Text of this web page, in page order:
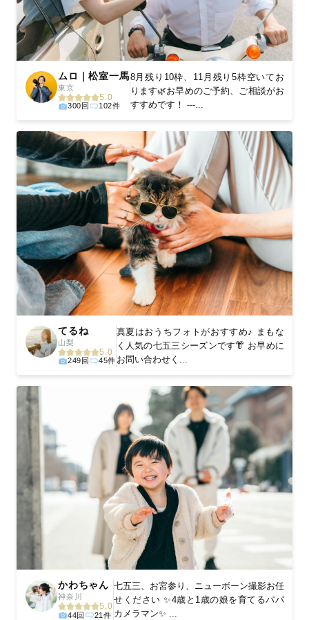
ムロ｜松室一馬
東京
5.0
300回 102件
8月残り10枠、11月残り5枠空いてお
ります🌿お早めのご予約、ご相談がお
すすめです！ ---...
てるね
山梨
5.0
249回 45件
真夏はおうちフォトがおすすめ♪ まもな
く人気の七五三シーズンです👘 お早めに
お問い合わせく...
かわちゃん
神奈川
5.0
44回 21件
七五三、お宮参り、ニューボーン撮影お任
せください ✨4歳と1歳の娘を育てるパパ
カメラマン✨ ...